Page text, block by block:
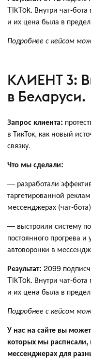
TikTok. Внутри чат-
и их цена была в
Подробнее с кейсом
КЛИЕНТ 3:
в Беларуси.
Запрос клиента:
в ТикТок, как новый
связку.
Что мы сделали:
— разработали
таргетированной
мессенджерах (чат-
— выстроили систему
постоянного прогрева
автоворонки в
Результат: 2099
TikTok. Внутри чат-
и их цена была в
Подробнее с кейсом
У нас на сайте вы
которых мы
мессенджерах для